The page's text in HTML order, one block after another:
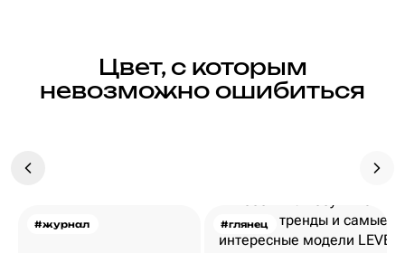
Цвет, с которым
невозможно ошибиться
#журнал #глянец